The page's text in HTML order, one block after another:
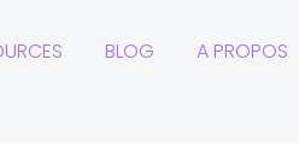
BLOG A PROPOS